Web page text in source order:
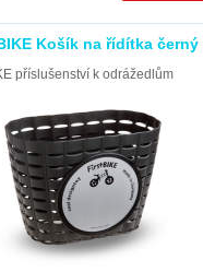
Košík na řídítka černý
příslušenství k odrážedlům